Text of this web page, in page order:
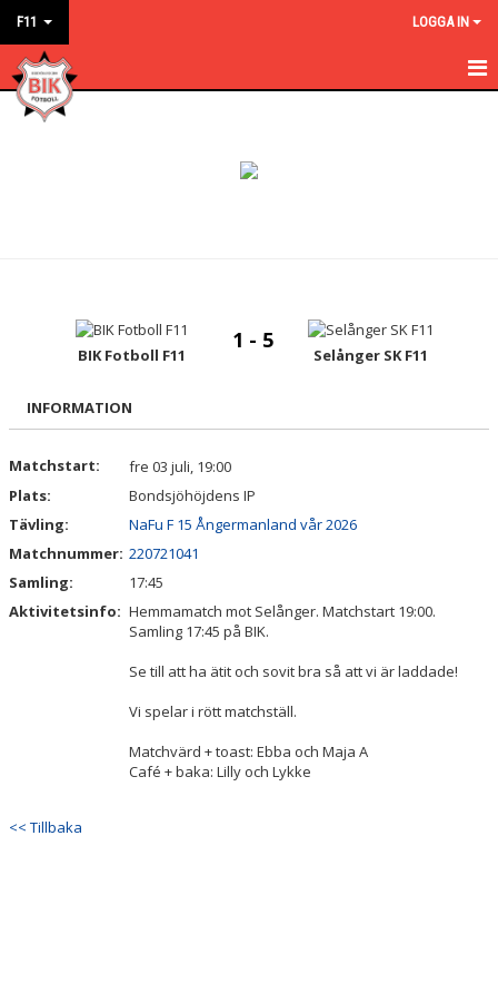
F11 LOGGA IN
HEM
BILDGALLERI
DOKUMENT
BIK Fotboll F11
1 - 5
Selånger SK F11
INFORMATION
Matchstart:
fre 03 juli, 19:00
Plats:
Bondsjöhöjdens IP
Tävling:
NaFu F 15 Ångermanland vår 2026
Matchnummer: 220721041
Samling:
17:45
Aktivitetsinfo: Hemmamatch mot Selånger. Matchstart 19:00.
Samling 17:45 på BIK.
Se till att ha ätit och sovit bra så att vi är laddade!
Vi spelar i rött matchställ.
Matchvärd + toast: Ebba och Maja A
Café + baka: Lilly och Lykke
<< Tillbaka